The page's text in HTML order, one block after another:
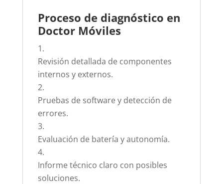
Proceso de diagnóstico en
Doctor Móviles
Revisión detallada de componentes
internos y externos.
Pruebas de software y detección de
errores.
Evaluación de batería y autonomía.
Informe técnico claro con posibles
soluciones.